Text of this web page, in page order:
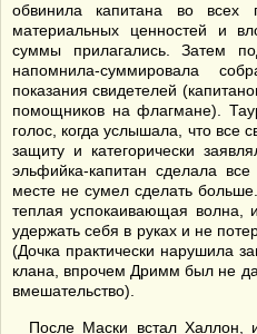
обвинила капитана во всех
материальных ценностей и
суммы прилагались. Затем
напомнила-суммировала
показания свидетелей
помощников на флагмане).
голос, когда услышала, что все
защиту и категорически
эльфийка-капитан сделала
месте не сумел сделать
теплая успокаивающая волна,
удержать себя в руках и не
(Дочка практически нарушила
клана, впрочем Дримм был не
вмешательство).
После Маски встал Халлон,